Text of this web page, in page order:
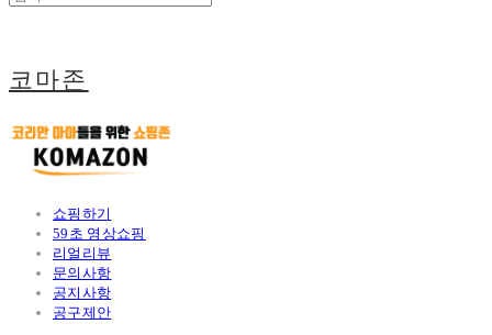
코마존
쇼핑하기
59초 영상쇼핑
리얼리뷰
문의사항
공지사항
공구제안